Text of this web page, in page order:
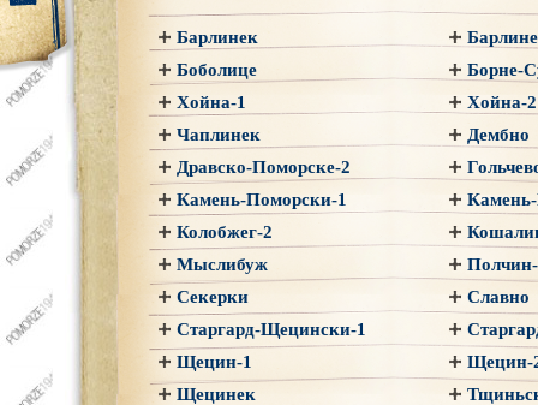
Барлинек
Боболице
Борне-
Хойна-1
Хойна-2
Чаплинек
Дембно
Дравско-Поморске-2
Камень-Поморски-1
Колобжег-2
Мыслибуж
Секерки
Славно
Старгард-Щецински-1
Щецин-1
Щецин-
Щецинек